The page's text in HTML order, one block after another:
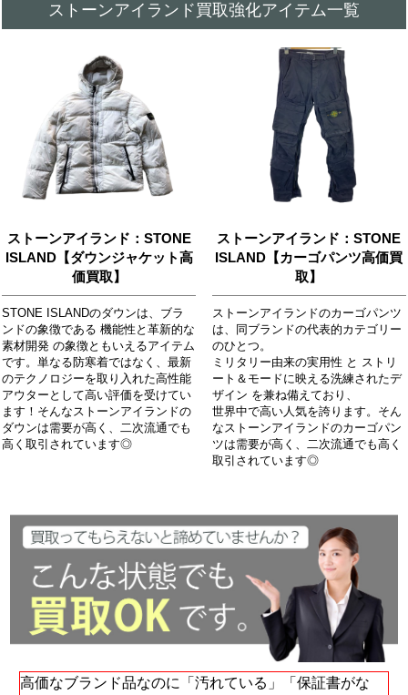
ストーンアイランド買取強化アイテム一覧
ストーンアイランド：STONE
ISLAND【ダウンジャケット高
価買取】
STONE ISLANDのダウンは、ブラ
ンドの象徴である 機能性と革新的な
素材開発 の象徴ともいえるアイテム
です。単なる防寒着ではなく、最新
のテクノロジーを取り入れた高性能
アウターとして高い評価を受けてい
ます！そんなストーンアイランドの
ダウンは需要が高く、二次流通でも
高く取引されています◎
ストーンアイランド：STONE
ISLAND【カーゴパンツ高価買
取】
ストーンアイランドのカーゴパンツ
は、同ブランドの代表的カテゴリー
のひとつ。
ミリタリー由来の実用性 と ストリ
ート＆モードに映える洗練されたデ
ザイン を兼ね備えており、
世界中で高い人気を誇ります。そん
なストーンアイランドのカーゴパン
ツは需要が高く、二次流通でも高く
取引されています◎
高価なブランド品なのに「汚れている」「保証書がな